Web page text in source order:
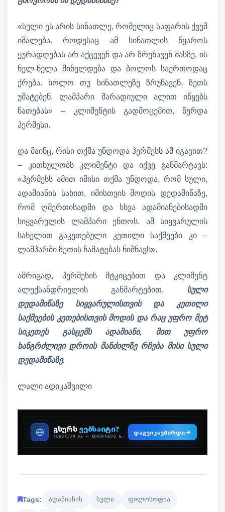
«სული ეს არის სინათლე, რომელიც საფარის ქვეშ
იმალება. როდესაც ამ სინათლის წყაროს
ყურადღებას არ აქცევენ და არ ზრუნავენ მასზე, ის
ნელ-ნელა მინელდება და ბოლოს საერთოდაც
ქრება. ხოლო თუ სინათლეზე ზრუნავენ, ზეთს
უმატებენ, ლამპარი მარადიული ალით იწყებს
ნათებას» – კლიმენტის გადმოცემით, წერდა
ჰერმესი.
და მაინც, რისი თქმა უნდოდა ჰერმესს ამ იგავით?
– კითხულობს კლიმენტი და იქვე განმარტავს:
«ჰერმესს ამით იმისი თქმა უნდოდა, რომ სული,
ადამიანის სახით, იმისთვის მოდის დედამიწაზე,
რომ ღმერთისადმი და სხვა ადამიანებისადმი
სიყვარულის ლამპარი ენთოს. ამ სიყვარულის
სახელით გაკეთებული კეთილი საქმეები კი –
ლამპარში ზეთის ჩამატებას ნიშნავს».
ამრიგად, ჰერმესის მტკიცებით და კლიმენტ
ალექსანდრიელის განმარტებით, სული
დედამიწაზე სიყვარულისთვის და კეთილი
საქმეების კეთებისთვის მოდის და რაც უფრო მეტ
სიკეთეს გასცემს ადამიანი, მით უფრო
ხანგრძლივი დროის მანძილზე რჩება მისი სული
დედამიწაზე.
ლალი ადიკაშვილი
Tags: ადამიანის სული ფილოსოფია